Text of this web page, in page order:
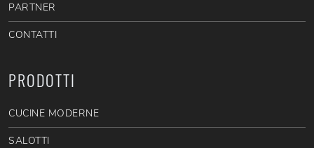
PARTNER
CONTATTI
PRODOTTI
CUCINE MODERNE
SALOTTI